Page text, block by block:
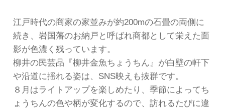
江戸時代の商家の家並みが約200mの石畳の両側に
続き、岩国藩のお納戸と呼ばれ商都として栄えた面
影が色濃く残っています。
柳井の民芸品『柳井金魚ちょうちん』が白壁の軒下
や沿道に揺れる姿は、SNS映えも抜群です。
８月はライトアップを楽しめたり、季節によってち
ょうちんの色や柄が変化するので、訪れるたびに違